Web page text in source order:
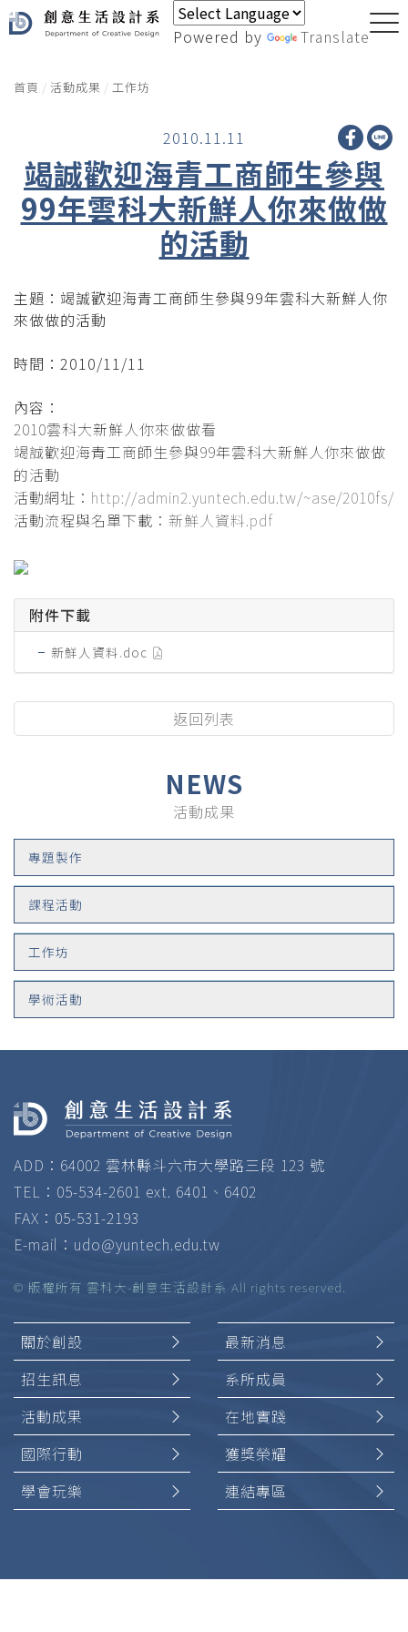
Powered by Translate
首頁 活動成果 工作坊
NEWS
活動成果
專題製作
課程活動
工作坊
學術活動
2010.11.11
竭誠歡迎海青工商師生參與
99年雲科大新鮮人你來做做
的活動
主題：竭誠歡迎海青工商師生參與99年雲科大新鮮人你
來做做的活動
時間：2010/11/11
內容：
2010雲科大新鮮人你來做做看
竭誠歡迎海青工商師生參與99年雲科大新鮮人你來做做
的活動
活動網址： http://admin2.yuntech.edu.tw/~ase/2010fs/
活動流程與名單下載： 新鮮人資料.pdf
附件下載
新鮮人資料.doc
返回列表
ADD：64002 雲林縣斗六市大學路三段 123 號
TEL：05-534-2601 ext. 6401、6402
FAX：05-531-2193
E-mail： udo@yuntech.edu.tw
© 版權所有 雲科大-創意生活設計系 All rights reserved.
關於創設
最新消息
招生訊息
系所成員
活動成果
在地實踐
國際行動
獲獎榮耀
學會玩樂
連結專區